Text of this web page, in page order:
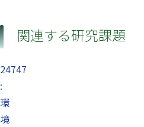
関連する研究課題
24747
:
環
境